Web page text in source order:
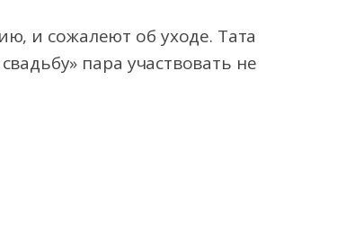
и сожалеют об уходе. Тата
пара участвовать не